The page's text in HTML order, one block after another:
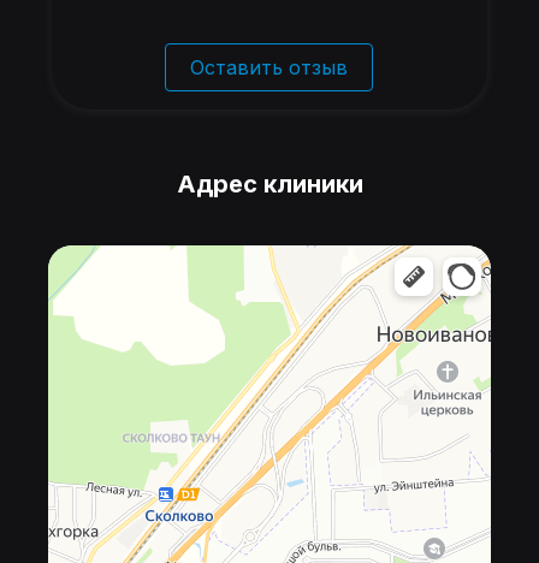
Оставить отзыв
Адрес клиники